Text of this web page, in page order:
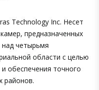
Technology Inc. Несет
предназначенных
четырьмя
области с целью
обеспечения точного
районов.